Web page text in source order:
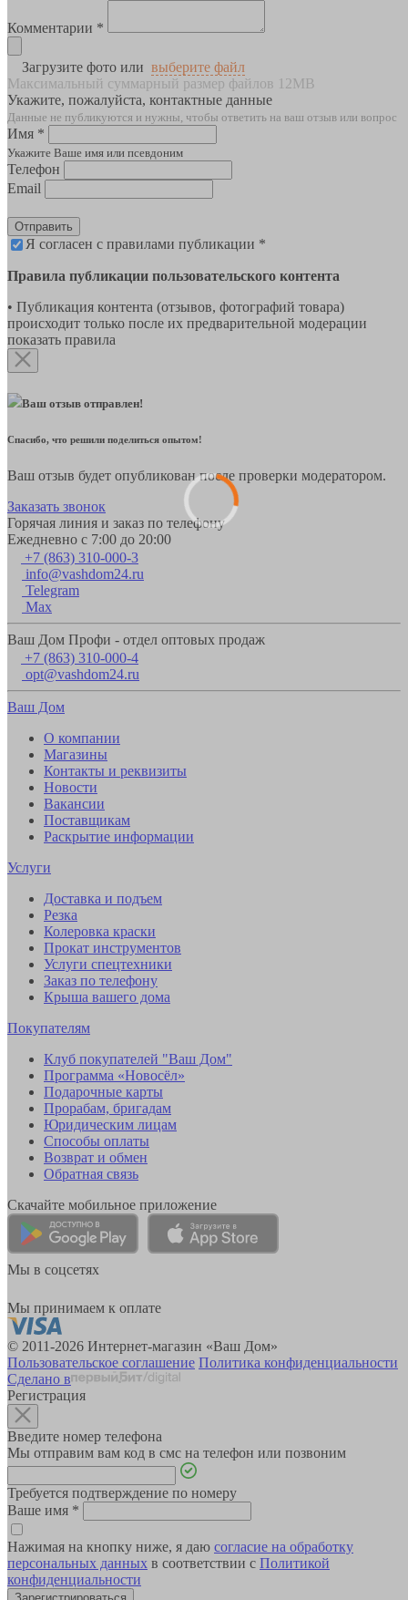
Комментарии *
Загрузите фото или выберите файл
Максимальный суммарный размер файлов 12MB
Укажите, пожалуйста, контактные данные
Данные не публикуются и нужны, чтобы ответить на ваш отзыв или вопрос
Имя *
Укажите Ваше имя или псевдоним
Телефон
Email
Отправить
Я согласен с правилами публикации *
Правила публикации пользовательского контента
• Публикация контента (отзывов, фотографий товара)
происходит только после их предварительной модерации
показать правила
Ваш отзыв отправлен!
Спасибо, что решили поделиться опытом!
Ваш отзыв будет опубликован после проверки модератором.
Заказать звонок
Горячая линия и заказ по телефону
Ежедневно с 7:00 до 20:00
+7 (863) 310-000-3
info@vashdom24.ru
Telegram
Max
Ваш Дом Профи - отдел оптовых продаж
+7 (863) 310-000-4
opt@vashdom24.ru
Ваш Дом
О компании
Магазины
Контакты и реквизиты
Новости
Вакансии
Поставщикам
Раскрытие информации
Услуги
Доставка и подъем
Резка
Колеровка краски
Прокат инструментов
Услуги спецтехники
Заказ по телефону
Крыша вашего дома
Покупателям
Клуб покупателей "Ваш Дом"
Программа «Новосёл»
Подарочные карты
Прорабам, бригадам
Юридическим лицам
Способы оплаты
Возврат и обмен
Обратная связь
Скачайте мобильное приложение
Мы в соцсетях
Мы принимаем к оплате
© 2011-2026 Интернет-магазин «Ваш Дом»
Пользовательское соглашение Политика конфиденциальности
Сделано в
Регистрация
Введите номер телефона
Мы отправим вам код в смс на телефон или позвоним
Требуется подтверждение по номеру
Ваше имя *
Нажимая на кнопку ниже, я даю согласие на обработку
персональных данных в соответствии с Политикой
конфиденциальности